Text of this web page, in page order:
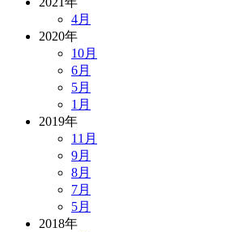
4月
2020年
10月
6月
5月
1月
2019年
11月
9月
8月
7月
5月
2018年